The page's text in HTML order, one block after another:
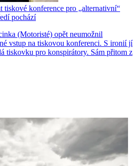
tiskové konference pro „alternativní“
pochází
(Motoristé) opět neumožnil
vstup na tiskovou konferenci. S ironií jí
tiskovku pro konspirátory. Sám přitom z